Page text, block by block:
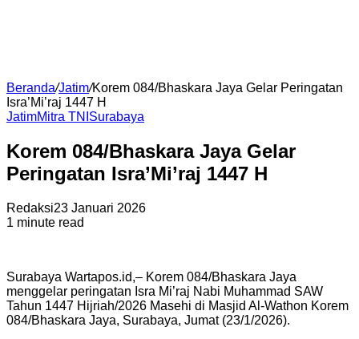
Beranda/Jatim/Korem 084/Bhaskara Jaya Gelar Peringatan
Isra’Mi’raj 1447 H
JatimMitra TNI Surabaya
Korem 084/Bhaskara Jaya Gelar
Peringatan Isra’Mi’raj 1447 H
Redaksi23 Januari 2026
1 minute read
Surabaya Wartapos.id,– Korem 084/Bhaskara Jaya
menggelar peringatan Isra Mi’raj Nabi Muhammad SAW
Tahun 1447 Hijriah/2026 Masehi di Masjid Al-Wathon Korem
084/Bhaskara Jaya, Surabaya, Jumat (23/1/2026).